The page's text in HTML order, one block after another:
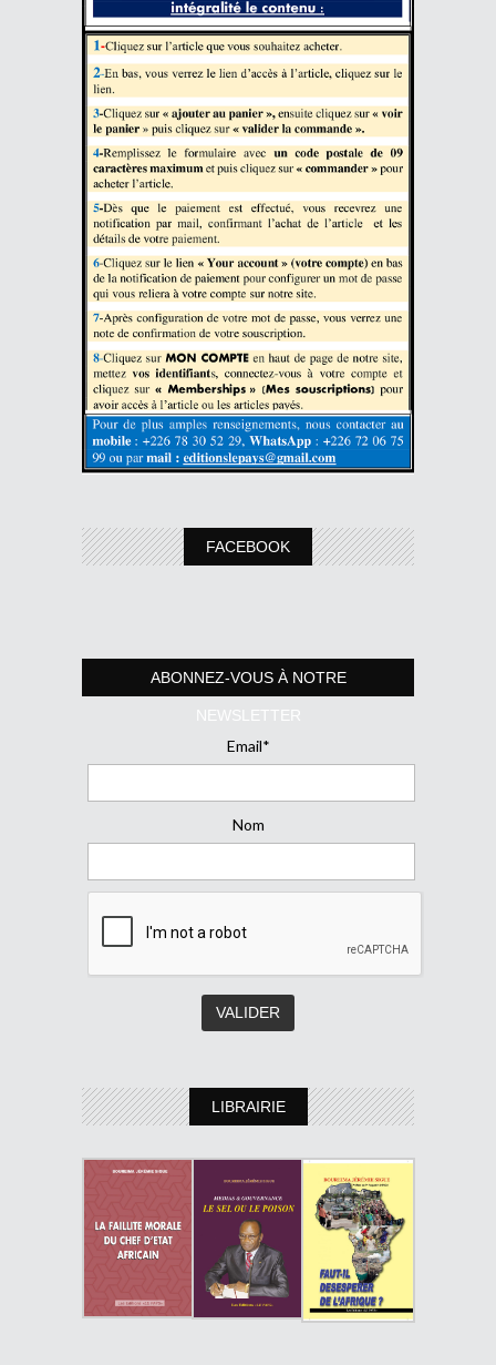
FACEBOOK
ABONNEZ-VOUS À NOTRE
NEWSLETTER
Email*
Nom
LIBRAIRIE